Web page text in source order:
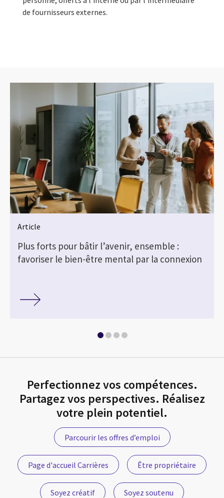
de fournisseurs externes.
Article
Plus forts pour bâtir l’avenir, ensemble :
favoriser le bien-être mental par la connexion
Perfectionnez vos compétences.
Partagez vos perspectives. Réalisez
votre plein potentiel.
Parcourir les offres d’emploi
Page d'accueil Carrières Être propriétaire
Soyez créatif Soyez soutenu